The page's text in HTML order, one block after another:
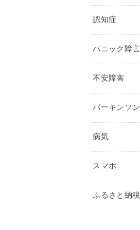
認知症
パニック障害
不安障害
パーキンソ
病気
スマホ
ふるさと納税